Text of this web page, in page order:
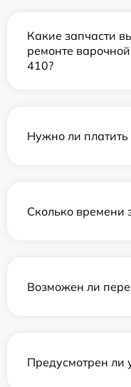
Какие запчасти
ремонте
410?
Нужно ли платить
Сколько времени
Возможен ли
Предусмотрен ли